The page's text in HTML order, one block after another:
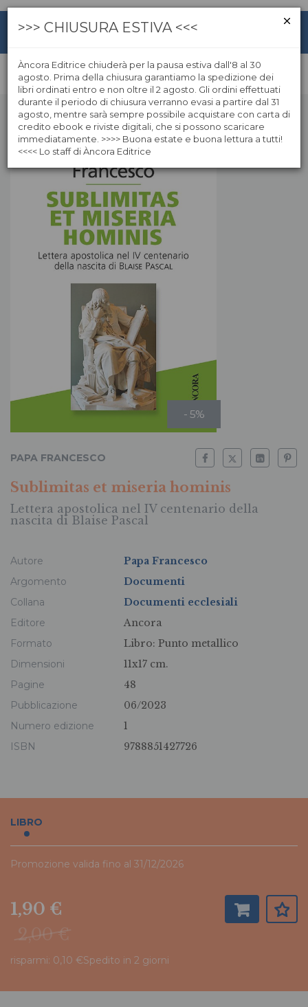
- 5%
PAPA FRANCESCO
Sublimitas et miseria hominis
Lettera apostolica nel IV centenario della
nascita di Blaise Pascal
Autore
Papa Francesco
Argomento
Documenti
Collana
Documenti ecclesiali
Editore
Ancora
Formato
Libro: Punto metallico
Dimensioni
11x17 cm.
Pagine
48
Pubblicazione
06/2023
Numero edizione
1
ISBN
9788851427726
LIBRO
Promozione valida fino al 31/12/2026
2,00 €
1,90 €
risparmi: 0,10 €Spedito in 2 giorni
>>> CHIUSURA ESTIVA <<<
Àncora Editrice chiuderà per la pausa estiva dall'8 al 30
agosto. Prima della chiusura garantiamo la spedizione dei
libri ordinati entro e non oltre il 2 agosto. Gli ordini effettuati
durante il periodo di chiusura verranno evasi a partire dal 31
agosto, mentre sarà sempre possibile acquistare con carta di
credito ebook e riviste digitali, che si possono scaricare
immediatamente. >>>> Buona estate e buona lettura a tutti!
<<<< Lo staff di Àncora Editrice